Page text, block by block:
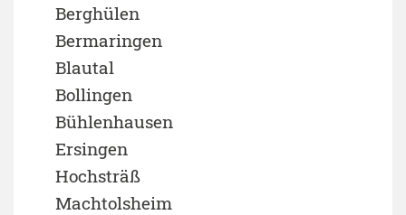
Berghülen
Bermaringen
Blautal
Bollingen
Bühlenhausen
Ersingen
Hochsträß
Machtolsheim